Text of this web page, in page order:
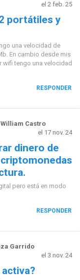
el 2 feb. 25
portátiles y
una velocidad de
En cambio desde mis
tengo una velocidad
RESPONDER
William Castro
el 17 nov. 24
dinero de
pero está en modo
RESPONDER
Garrido
el 3 nov. 24